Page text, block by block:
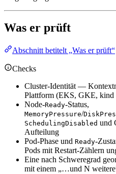
Was er prüft
Abschnitt betitelt „Was er prüft“
Checks
Cluster-Identität —
Plattform (EKS, GKE, kind
Node-Ready-Status,
MemoryPressure/
SchedulingDisabled und
Aufteilung
Pod-Phase und Ready-
Pods mit Restart-Zählern
Eine nach Schweregrad
mit einem „…und N